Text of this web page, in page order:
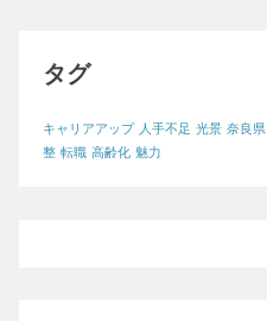
タグ
キャリアアップ 人手不足 光景 奈良県
整 転職 高齢化 魅力